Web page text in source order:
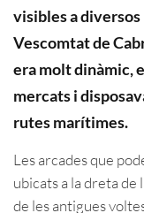
visibles a
Vescomtat de
era molt dinàmic,
mercats i
rutes marítimes.
Les arcades que
ubicats a la dreta
de les antigues